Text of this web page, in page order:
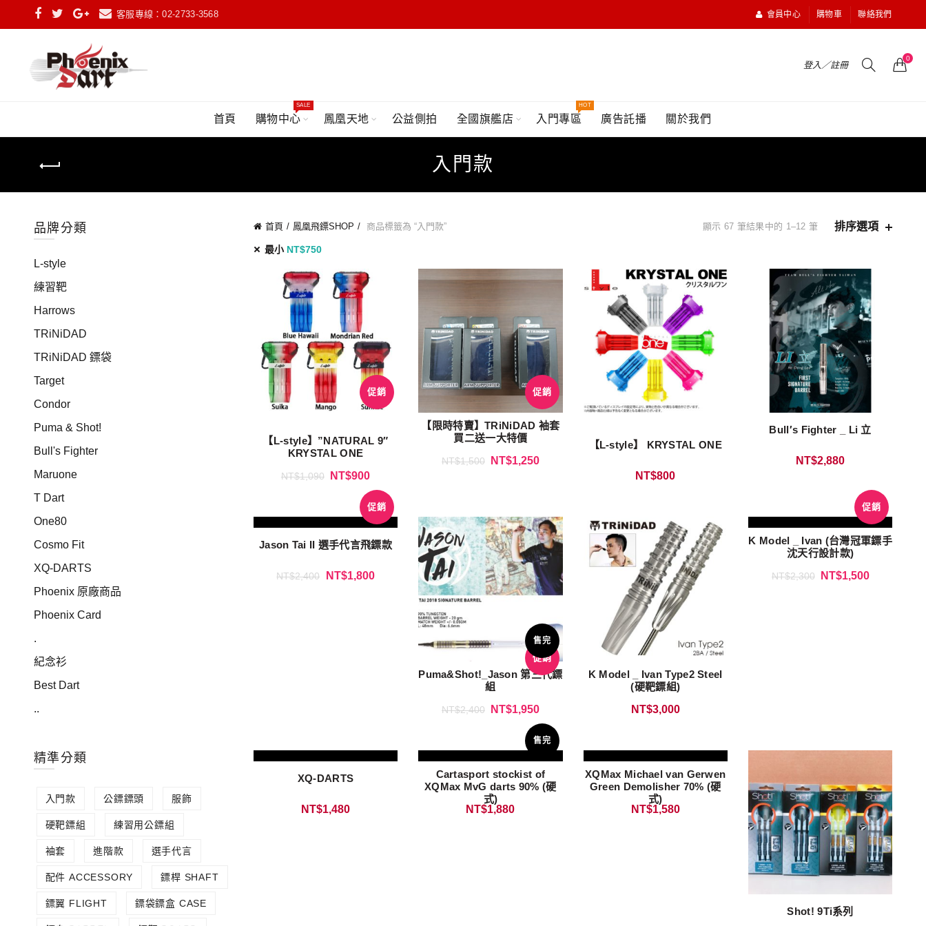
客服專線：02-2733-3568 會員中心 購物車 聯絡我們
登入／註冊
0
首頁 購物中心
SALE
鳳凰天地 公益側拍 全國旗艦店 入門專區
HOT
廣告託播 關於我們
入門款
首頁 鳳凰飛鏢SHOP 商品標籤為 “入門款” 顯示 67 筆結果中的 1–12 筆 排序選項
最小 NT$750
促銷
【L-style】”NATURAL 9″
KRYSTAL ONE
NT$1,090 NT$900
促銷
【限時特賣】TRiNiDAD 袖套
買二送一大特價
NT$1,500 NT$1,250
【L-style】 KRYSTAL ONE
NT$800
Bull′s Fighter _ Li 立
NT$2,880
促銷
Jason Tai II 選手代言飛鏢款
NT$2,400 NT$1,800
促銷
售完
Puma&Shot!_Jason 第三代鏢
組
NT$2,400 NT$1,950
K Model _ Ivan Type2 Steel
(硬靶鏢組)
NT$3,000
促銷
K Model _ Ivan (台灣冠軍鏢手
沈天行設計款)
NT$2,300 NT$1,500
XQ-DARTS
NT$1,480
售完
Cartasport stockist of
XQMax MvG darts 90% (硬
式)
NT$1,880
XQMax Michael van Gerwen
Green Demolisher 70% (硬
式)
NT$1,580
Shot! 9Ti系列
品牌分類
L-style
練習靶
Harrows
TRiNiDAD
TRiNiDAD 鏢袋
Target
Condor
Puma & Shot!
Bull's Fighter
Maruone
T Dart
One80
Cosmo Fit
XQ-DARTS
Phoenix 原廠商品
Phoenix Card
.
紀念衫
Best Dart
..
精準分類
入門款 公鏢鏢頭 服飾
硬靶鏢組 練習用公鏢組
袖套 進階款 選手代言
配件 ACCESSORY 鏢桿 SHAFT
鏢翼 FLIGHT 鏢袋鏢盒 CASE